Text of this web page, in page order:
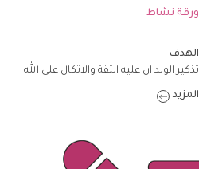
ورقة نشاط
الهدف
تذكير الولد ان عليه الثقة والاتكال على الله
المزيد